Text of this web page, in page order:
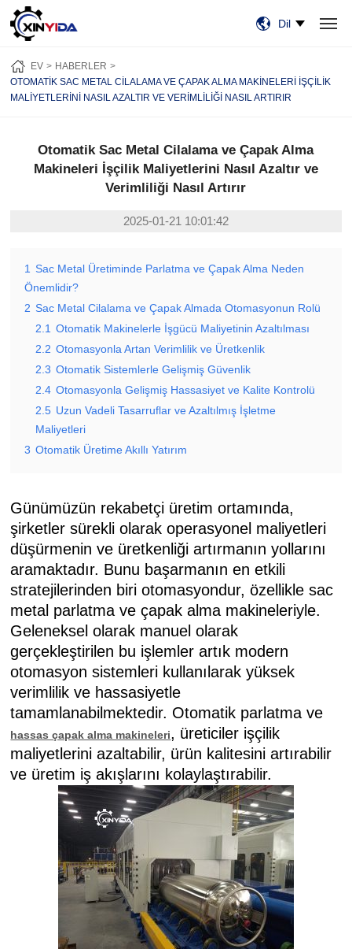
EV
ÜRÜN:% S
VIDEO
VAKALAR
HABERLER
HAKKIMIZDA
BİZE ULAŞIN
Dil
EV
HABERLER
OTOMATIK SAC METAL CILALAMA VE ÇAPAK ALMA MAKINELERI İŞÇILIK
MALIYETLERINI NASIL AZALTIR VE VERIMLILIĞI NASIL ARTIRIR
Otomatik Sac Metal Cilalama ve Çapak Alma
Makineleri İşçilik Maliyetlerini Nasıl Azaltır ve
Verimliliği Nasıl Artırır
2025-01-21 10:01:42
1 Sac Metal Üretiminde Parlatma ve Çapak Alma Neden
Önemlidir?
2 Sac Metal Cilalama ve Çapak Almada Otomasyonun Rolü
2.1 Otomatik Makinelerle İşgücü Maliyetinin Azaltılması
2.2 Otomasyonla Artan Verimlilik ve Üretkenlik
2.3 Otomatik Sistemlerle Gelişmiş Güvenlik
2.4 Otomasyonla Gelişmiş Hassasiyet ve Kalite Kontrolü
2.5 Uzun Vadeli Tasarruflar ve Azaltılmış İşletme
Maliyetleri
3 Otomatik Üretime Akıllı Yatırım
Günümüzün rekabetçi üretim ortamında,
şirketler sürekli olarak operasyonel maliyetleri
düşürmenin ve üretkenliği artırmanın yollarını
aramaktadır. Bunu başarmanın en etkili
stratejilerinden biri otomasyondur, özellikle sac
metal parlatma ve çapak alma makineleriyle.
Geleneksel olarak manuel olarak
gerçekleştirilen bu işlemler artık modern
otomasyon sistemleri kullanılarak yüksek
verimlilik ve hassasiyetle
tamamlanabilmektedir. Otomatik parlatma ve
hassas çapak alma makineleri, üreticiler işçilik
maliyetlerini azaltabilir, ürün kalitesini artırabilir
ve üretim iş akışlarını kolaylaştırabilir.